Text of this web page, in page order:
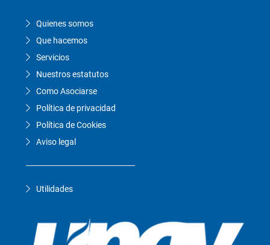
Quienes somos
Que hacemos
Servicios
Nuestros estatutos
Como Asociarse
Política de privacidad
Política de Cookies
Aviso legal
Utilidades